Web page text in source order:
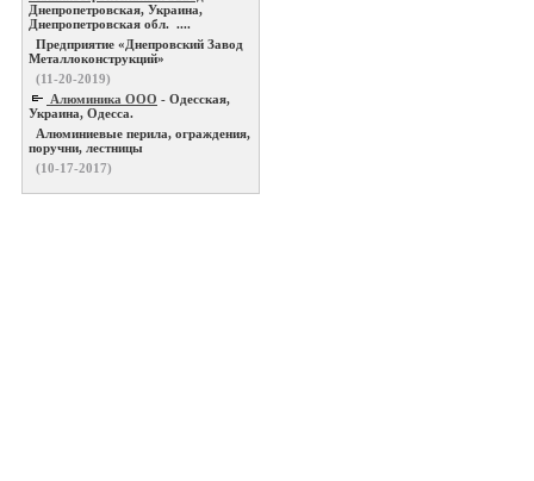
Днепропетровская, Украина,
Днепропетровская обл. ....
Предприятие «Днепровский Завод
Металлоконструкций»
(11-20-2019)
Алюминика ООО - Одесская,
Украина, Одесса.
Алюминиевые перила, ограждения,
поручни, лестницы
(10-17-2017)